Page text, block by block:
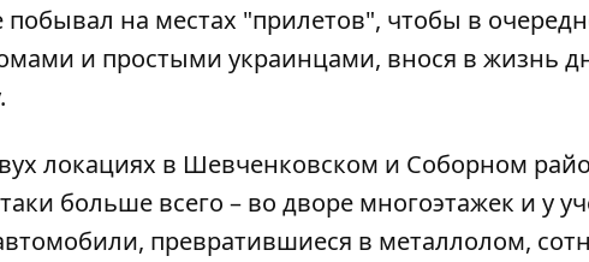
на местах "прилетов", чтобы в
и простыми украинцами, внося в жизнь
локациях в Шевченковском и Соборном
больше всего – во дворе многоэтажек и у
превратившиеся в металлолом,